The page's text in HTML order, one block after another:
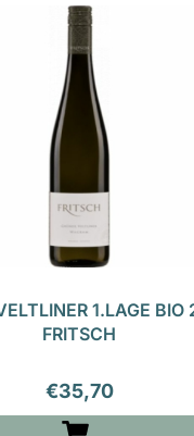
1.LAGE BIO
FRITSCH
€35,70